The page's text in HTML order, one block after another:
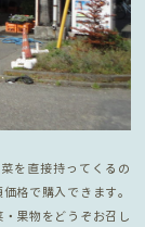
を直接持ってくるの
格で購入できます。
果物をどうぞお召し